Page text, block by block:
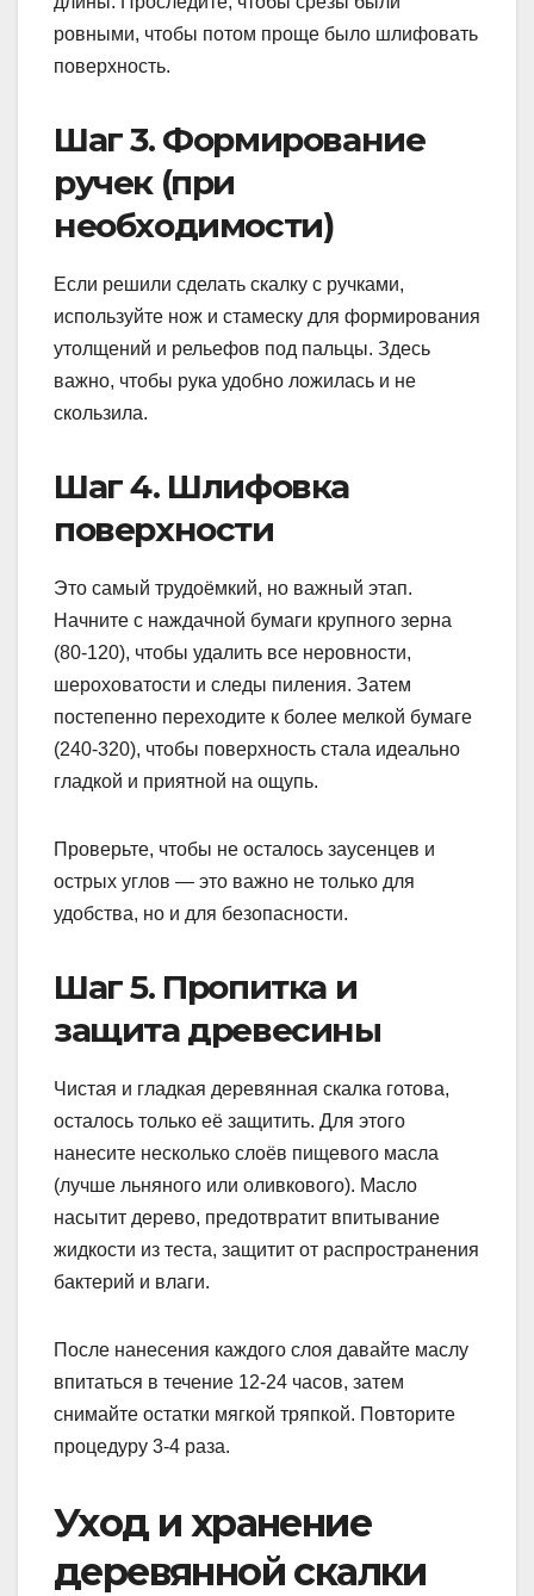
ровными, чтобы потом проще было шлифовать
поверхность.
Шаг 3. Формирование
ручек (при
необходимости)
Если решили сделать скалку с ручками,
используйте нож и стамеску для формирования
утолщений и рельефов под пальцы. Здесь
важно, чтобы рука удобно ложилась и не
скользила.
Шаг 4. Шлифовка
поверхности
Это самый трудоёмкий, но важный этап.
Начните с наждачной бумаги крупного зерна
(80-120), чтобы удалить все неровности,
шероховатости и следы пиления. Затем
постепенно переходите к более мелкой бумаге
(240-320), чтобы поверхность стала идеально
гладкой и приятной на ощупь.
Проверьте, чтобы не осталось заусенцев и
острых углов — это важно не только для
удобства, но и для безопасности.
Шаг 5. Пропитка и
защита древесины
Чистая и гладкая деревянная скалка готова,
осталось только её защитить. Для этого
нанесите несколько слоёв пищевого масла
(лучше льняного или оливкового). Масло
насытит дерево, предотвратит впитывание
жидкости из теста, защитит от распространения
бактерий и влаги.
После нанесения каждого слоя давайте маслу
впитаться в течение 12-24 часов, затем
снимайте остатки мягкой тряпкой. Повторите
процедуру 3-4 раза.
Уход и хранение
деревянной скалки